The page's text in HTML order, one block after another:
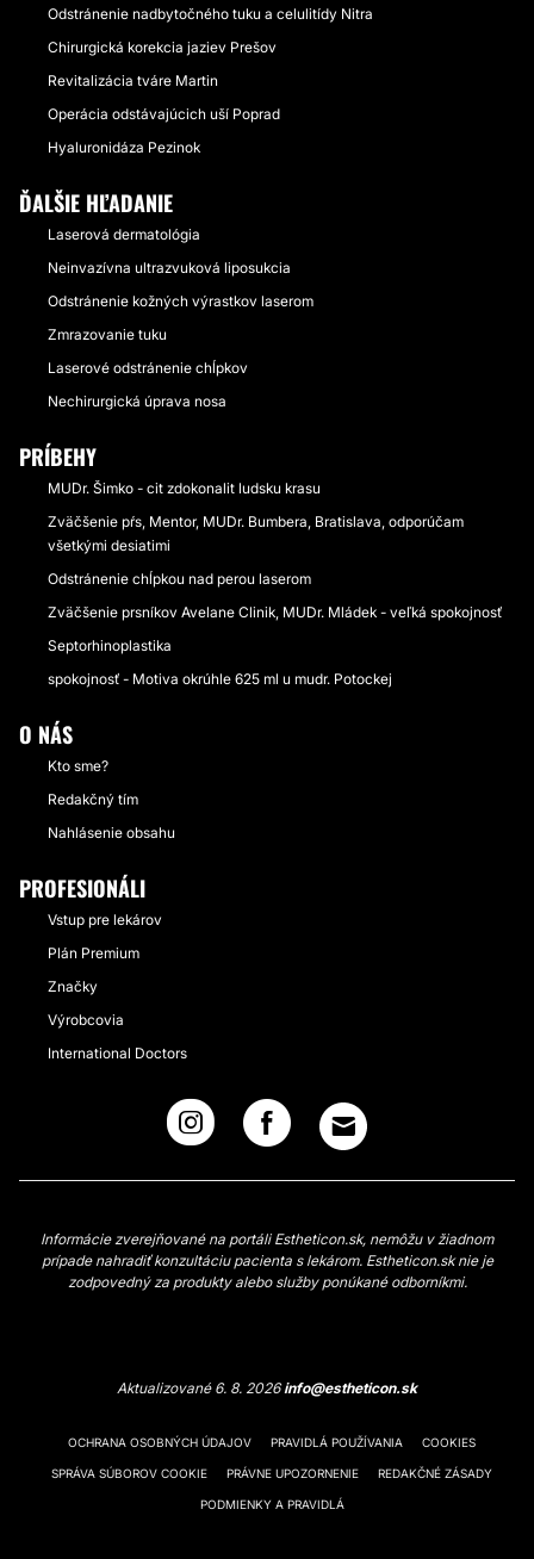
Odstránenie nadbytočného tuku a celulitídy Nitra
Chirurgická korekcia jaziev Prešov
Revitalizácia tváre Martin
Operácia odstávajúcich uší Poprad
Hyaluronidáza Pezinok
ĎALŠIE HĽADANIE
Laserová dermatológia
Neinvazívna ultrazvuková liposukcia
Odstránenie kožných výrastkov laserom
Zmrazovanie tuku
Laserové odstránenie chĺpkov
Nechirurgická úprava nosa
PRÍBEHY
MUDr. Šimko - cit zdokonalit ludsku krasu
Zväčšenie pŕs, Mentor, MUDr. Bumbera, Bratislava, odporúčam
všetkými desiatimi
Odstránenie chĺpkou nad perou laserom
Zväčšenie prsníkov Avelane Clinik, MUDr. Mládek - veľká spokojnosť
Septorhinoplastika
spokojnosť - Motiva okrúhle 625 ml u mudr. Potockej
O NÁS
Kto sme?
Redakčný tím
Nahlásenie obsahu
PROFESIONÁLI
Vstup pre lekárov
Plán Premium
Značky
Výrobcovia
International Doctors
Informácie zverejňované na portáli Estheticon.sk, nemôžu v žiadnom
prípade nahradiť konzultáciu pacienta s lekárom. Estheticon.sk nie je
zodpovedný za produkty alebo služby ponúkané odborníkmi.
Aktualizované 6. 8. 2026info@estheticon.sk
OCHRANA OSOBNÝCH ÚDAJOV PRAVIDLÁ POUŽÍVANIA COOKIES
SPRÁVA SÚBOROV COOKIE PRÁVNE UPOZORNENIE REDAKČNÉ ZÁSADY
PODMIENKY A PRAVIDLÁ